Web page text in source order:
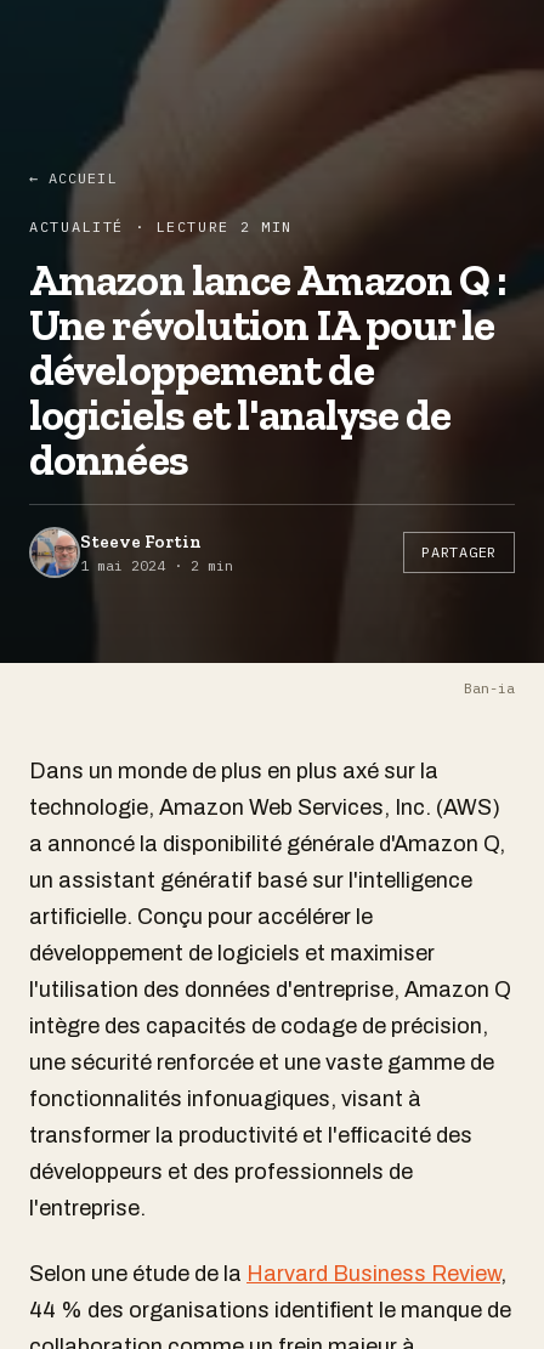
← ACCUEIL
ACTUALITÉ · LECTURE 2 MIN
Amazon lance Amazon Q :
Une révolution IA pour le
développement de
logiciels et l'analyse de
données
Steeve Fortin
1 mai 2024 · 2 min
PARTAGER
Ban-ia
Dans un monde de plus en plus axé sur la
technologie, Amazon Web Services, Inc. (AWS)
a annoncé la disponibilité générale d'Amazon Q,
un assistant génératif basé sur l'intelligence
artificielle. Conçu pour accélérer le
développement de logiciels et maximiser
l'utilisation des données d'entreprise, Amazon Q
intègre des capacités de codage de précision,
une sécurité renforcée et une vaste gamme de
fonctionnalités infonuagiques, visant à
transformer la productivité et l'efficacité des
développeurs et des professionnels de
l'entreprise.
Selon une étude de la Harvard Business Review,
44 % des organisations identifient le manque de